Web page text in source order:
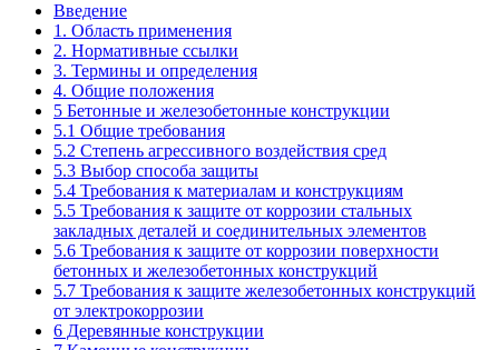
Введение
1. Область применения
2. Нормативные ссылки
3. Термины и определения
4. Общие положения
5 Бетонные и железобетонные конструкции
5.1 Общие требования
5.2 Степень агрессивного воздействия сред
5.3 Выбор способа защиты
5.4 Требования к материалам и конструкциям
5.5 Требования к защите от коррозии стальных
закладных деталей и соединительных элементов
5.6 Требования к защите от коррозии поверхности
бетонных и железобетонных конструкций
5.7 Требования к защите железобетонных конструкций
от электрокоррозии
6 Деревянные конструкции